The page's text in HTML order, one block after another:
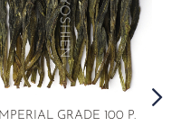
IMPERIAL GRADE 100 P.